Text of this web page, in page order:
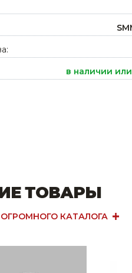
в наличии
ТОВАРЫ
КАТАЛОГА